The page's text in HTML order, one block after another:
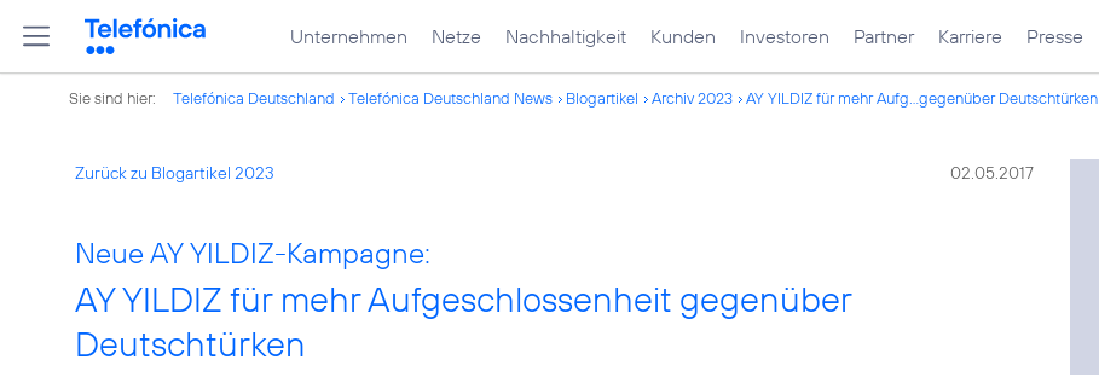
Unternehmen Netze Nachhaltigkeit Kunden Investoren Partner Karriere Presse
Sie sind hier: Telefónica Deutschland Telefónica Deutschland News Blogartikel Archiv 2023 AY YILDIZ für mehr Aufg...gegenüber Deutschtürken
Zurück zu Blogartikel 2023 02.05.2017
Neue AY YILDIZ-Kampagne:
AY YILDIZ für mehr Aufgeschlossenheit gegenüber
Deutschtürken